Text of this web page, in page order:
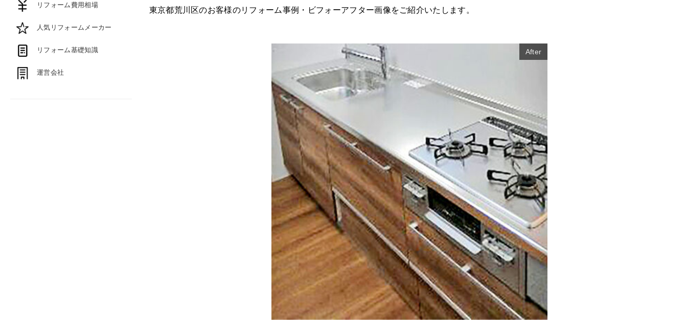
東京都荒川区のお客様のリフォーム事例・ビフォーアフター画像をご紹介いたします。
After
リフォーム費用相場
人気リフォームメーカー
リフォーム基礎知識
運営会社